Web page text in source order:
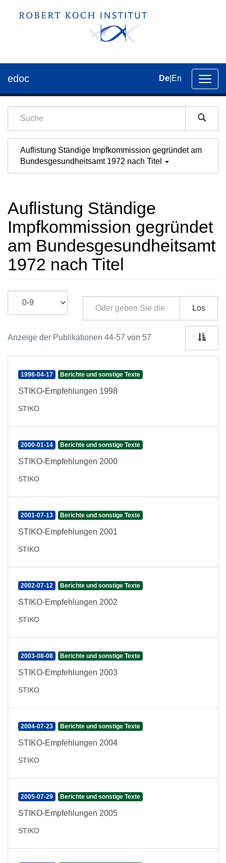
der
edoc De En
Auflistung Ständige Impfkommission gegründet am
Bundesgesundheitsamt 1972 nach Titel
Auflistung Ständige
Impfkommission gegründet
am Bundesgesundheitsamt
1972 nach Titel
Los
Anzeige der Publikationen 44-57 von 57
1998-04-17 Berichte und sonstige Texte
STIKO-Empfehlungen 1998
STIKO
2000-01-14 Berichte und sonstige Texte
STIKO-Empfehlungen 2000
STIKO
2001-07-13 Berichte und sonstige Texte
STIKO-Empfehlungen 2001
STIKO
2002-07-12 Berichte und sonstige Texte
STIKO-Empfehlungen 2002
STIKO
2003-08-08 Berichte und sonstige Texte
STIKO-Empfehlungen 2003
STIKO
2004-07-23 Berichte und sonstige Texte
STIKO-Empfehlungen 2004
STIKO
2005-07-29 Berichte und sonstige Texte
STIKO-Empfehlungen 2005
STIKO